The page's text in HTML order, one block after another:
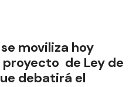
moviliza hoy
de Ley de
debatirá el